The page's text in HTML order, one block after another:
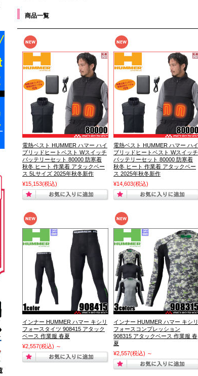
商品一覧
電熱ベスト HUMMER ハマー ハイ
ブリッドヒートベスト Wスイッチ
バッテリーセット 80000 防寒着
秋冬 ヒート 作業着 アタックベー
ス 5Lサイズ 2025年秋冬新作
¥15,153(税込)
電熱ベスト HUMMER ハマー ハイ
ブリッドヒートベスト Wスイッチ
バッテリーセット 80000 防寒着
秋冬 ヒート 作業着 アタックベー
ス 2025年秋冬新作
¥14,603(税込)
インナー HUMMER ハマー キシリ
フォースタイツ 908415 アタック
ベース 作業服 春夏
¥2,557(税込) ～
インナー HUMMER ハマー キシリ
フォースコンプレッション
908315 アタックベース 作業服 春
夏
¥2,557(税込) ～